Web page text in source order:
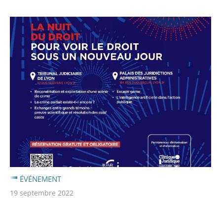
ÉVÉNEMENT
19 septembre 2022